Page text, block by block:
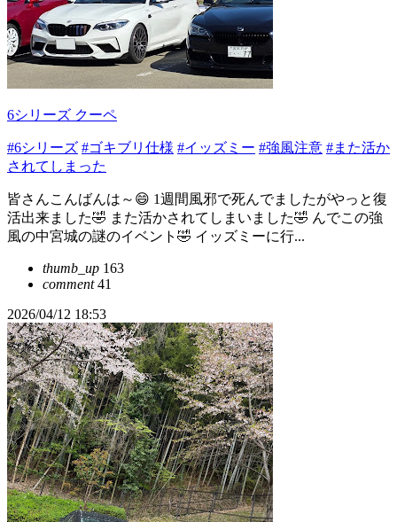
6シリーズ クーペ
#6シリーズ #ゴキブリ仕様 #イッズミー #強風注意 #また活か
されてしまった
皆さんこんばんは～😄 1週間風邪で死んでましたがやっと復
活出来ました🤣 また活かされてしまいました🤣 んでこの強
風の中宮城の謎のイベント🤣 イッズミーに行...
thumb_up 163
comment41
2026/04/12 18:53